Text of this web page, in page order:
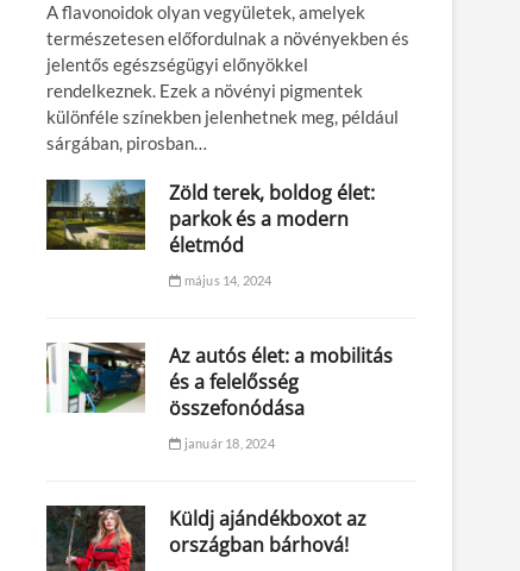
A flavonoidok olyan vegyületek, amelyek
természetesen előfordulnak a növényekben és
jelentős egészségügyi előnyökkel
rendelkeznek. Ezek a növényi pigmentek
különféle színekben jelenhetnek meg, például
sárgában, pirosban…
Zöld terek, boldog élet:
parkok és a modern
életmód
május 14, 2024
Az autós élet: a mobilitás
és a felelősség
összefonódása
január 18, 2024
Küldj ajándékboxot az
országban bárhová!